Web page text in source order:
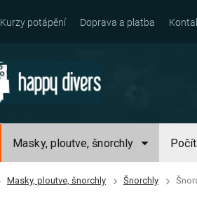
Kurzy potápění Doprava a platba
Masky, ploutve, šnorchly
Masky, ploutve, šnorchly Šnorchly